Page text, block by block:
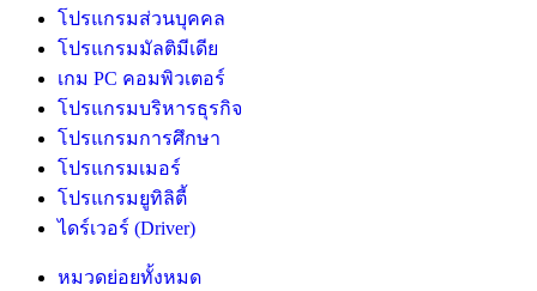
โปรแกรมส่วนบุคคล
โปรแกรมมัลติมีเดีย
เกม PC คอมพิวเตอร์
โปรแกรมบริหารธุรกิจ
โปรแกรมการศึกษา
โปรแกรมเมอร์
โปรแกรมยูทิลิตี้
ไดร์เวอร์ (Driver)
หมวดย่อยทั้งหมด